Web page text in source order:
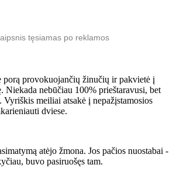
tęsiamas po reklamos
porą provokuojančių žinučių ir pakvietė į
Niekada nebūčiau 100% prieštaravusi, bet
Vyriškis meiliai atsakė į nepažįstamosios
dviese.
atėjo žmona. Jos pačios nuostabai -
buvo pasiruošęs tam.